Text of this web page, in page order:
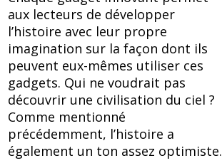
aux lecteurs de développer
l’histoire avec leur propre
imagination sur la façon dont ils
peuvent eux-mêmes utiliser ces
gadgets. Qui ne voudrait pas
découvrir une civilisation du ciel ?
Comme mentionné
précédemment, l’histoire a
également un ton assez optimiste.